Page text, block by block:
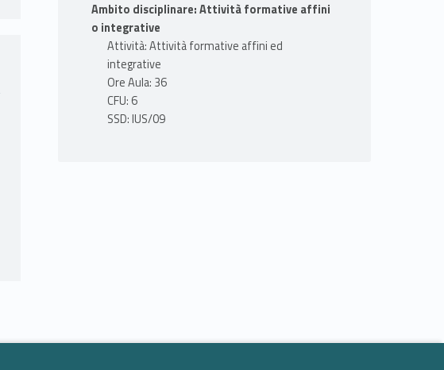
Ambito disciplinare: Attività formative affini
o integrative
Attività: Attività formative affini ed
integrative
Ore Aula: 36
CFU: 6
SSD: IUS/09